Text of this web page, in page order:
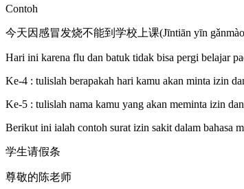
Contoh
今天因感冒发烧不能到学校上课(Jīntiān yīn gǎnmào
Hari ini karena flu dan batuk tidak bisa pergi belajar
Ke-4 : tulislah berapakah hari kamu akan minta izin
Ke-5 : tulislah nama kamu yang akan meminta izin
Berikut ini ialah contoh surat izin sakit dalam bahasa
学生请假条
尊敬的陈老师